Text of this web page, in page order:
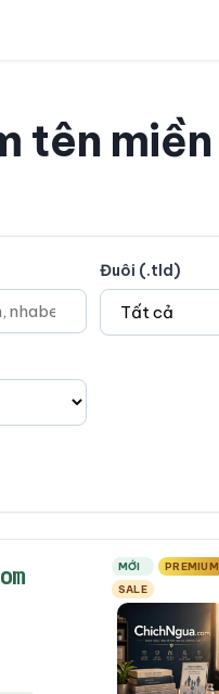
tên miền
Đuôi (.tld)
MỚI
PREMIUM
SALE